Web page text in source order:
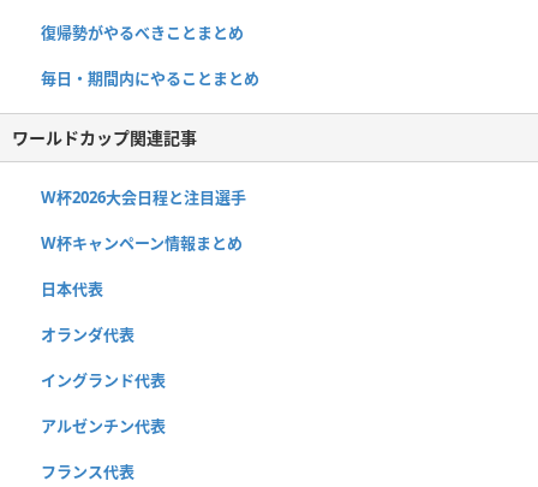
復帰勢がやるべきことまとめ
毎日・期間内にやることまとめ
ワールドカップ関連記事
W杯2026大会日程と注目選手
W杯キャンペーン情報まとめ
日本代表
オランダ代表
イングランド代表
アルゼンチン代表
フランス代表